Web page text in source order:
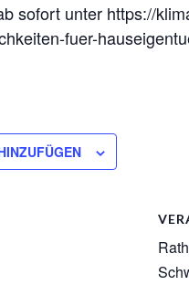
sofort unter https://
fuer-